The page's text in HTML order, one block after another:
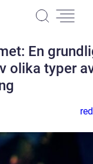
En
olika typer